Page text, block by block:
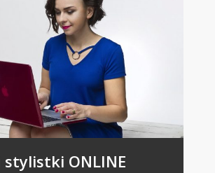
stylistki ONLINE